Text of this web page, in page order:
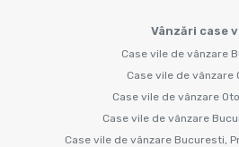
Vânzări case
Case vile de vânzare
Case vile de vânzare
Case vile de vânzare
Case vile de vânzare
Case vile de vânzare Bucuresti,